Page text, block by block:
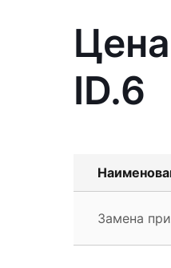
ID.6
Замена